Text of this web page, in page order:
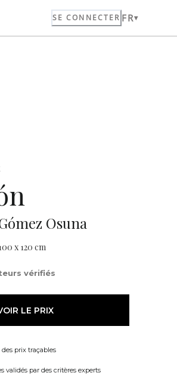
SE CONNECTER FR
Osuna
x 120 cm
vérifiés
LE PRIX
prix traçables
validés par des critères experts